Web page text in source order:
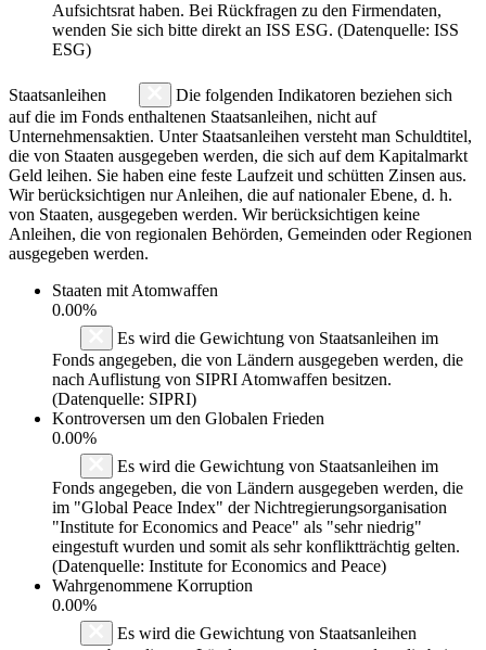
Aufsichtsrat haben. Bei Rückfragen zu den Firmendaten,
wenden Sie sich bitte direkt an ISS ESG. (Datenquelle: ISS
ESG)
Staatsanleihen
Die folgenden Indikatoren beziehen sich
auf die im Fonds enthaltenen Staatsanleihen, nicht auf
Unternehmensaktien. Unter Staatsanleihen versteht man Schuldtitel,
die von Staaten ausgegeben werden, die sich auf dem Kapitalmarkt
Geld leihen. Sie haben eine feste Laufzeit und schütten Zinsen aus.
Wir berücksichtigen nur Anleihen, die auf nationaler Ebene, d. h.
von Staaten, ausgegeben werden. Wir berücksichtigen keine
Anleihen, die von regionalen Behörden, Gemeinden oder Regionen
ausgegeben werden.
Staaten mit Atomwaffen
0.00%
Es wird die Gewichtung von Staatsanleihen im
Fonds angegeben, die von Ländern ausgegeben werden, die
nach Auflistung von SIPRI Atomwaffen besitzen.
(Datenquelle: SIPRI)
Kontroversen um den Globalen Frieden
0.00%
Es wird die Gewichtung von Staatsanleihen im
Fonds angegeben, die von Ländern ausgegeben werden, die
im "Global Peace Index" der Nichtregierungsorganisation
"Institute for Economics and Peace" als "sehr niedrig"
eingestuft wurden und somit als sehr konfliktträchtig gelten.
(Datenquelle: Institute for Economics and Peace)
Wahrgenommene Korruption
0.00%
Es wird die Gewichtung von Staatsanleihen